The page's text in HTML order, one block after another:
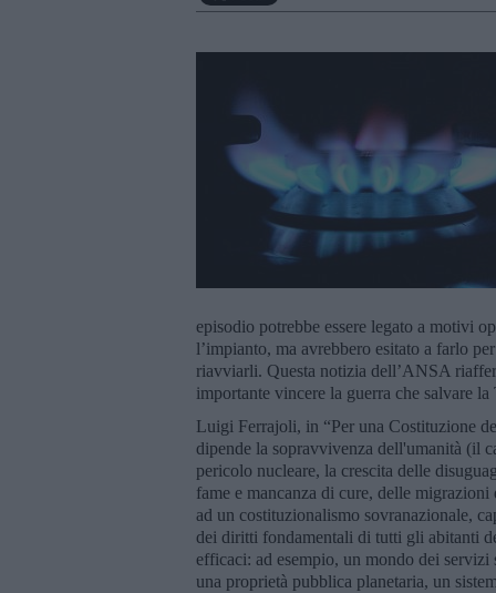
episodio potrebbe essere legato a motivi
l’impianto, ma avrebbero esitato a farlo
riavviarli. Questa notizia dell’ANSA
importante vincere la guerra che salvare la
Luigi Ferrajoli, in “Per una Costituzione
dipende la sopravvivenza dell'umanità (il
pericolo nucleare, la crescita delle
fame e mancanza di cure, delle
ad un costituzionalismo sovranazionale,
dei diritti fondamentali di tutti gli abitanti
efficaci: ad esempio, un mondo dei
una proprietà pubblica planetaria, un